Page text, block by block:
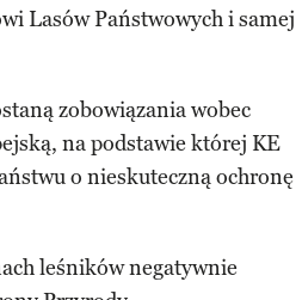
Lasów Państwowych i samej
zobowiązania wobec
na podstawie której KE
o nieskuteczną ochronę
leśników negatywnie